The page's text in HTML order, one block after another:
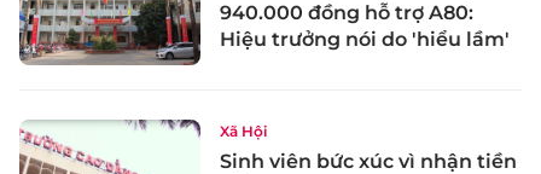
940.000 đồng hỗ trợ A80:
Hiệu trưởng nói do 'hiểu lầm'
Xã Hội
Sinh viên bức xúc vì nhận tiền